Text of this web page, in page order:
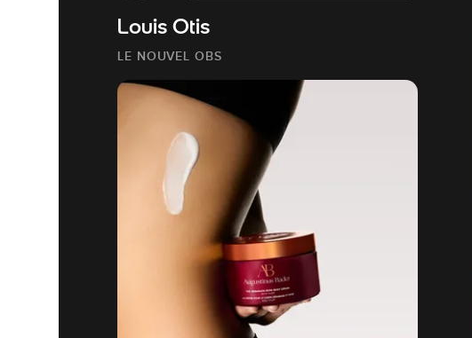
Louis Otis
LE NOUVEL OBS